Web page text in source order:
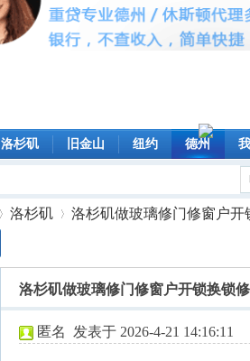
洛杉矶 旧金山 纽约 德州
洛杉矶
›
洛杉矶做玻璃修门修窗户开
洛杉矶做玻璃修门修窗户开锁换锁
匿名 发表于 2026-4-21 14:16:11